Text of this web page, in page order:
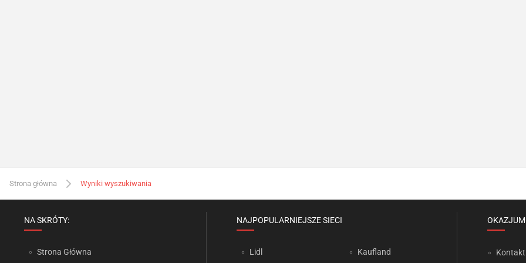
Strona główna Wyniki wyszukiwania
NA SKRÓTY:
Strona Główna
NAJPOPULARNIEJSZE SIECI
Lidl Kaufland Kontakt